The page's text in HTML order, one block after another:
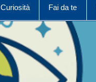
Curiosità Fai da te